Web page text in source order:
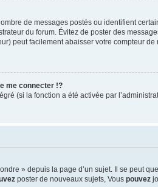
de messages postés ou identifient
du forum. Évitez de poster des
peut facilement abaisser votre compteur de
me connecter !?
(si la fonction a été activée par
» depuis la page d’un sujet. Il se peut
poster de nouveaux sujets, Vous pouvez